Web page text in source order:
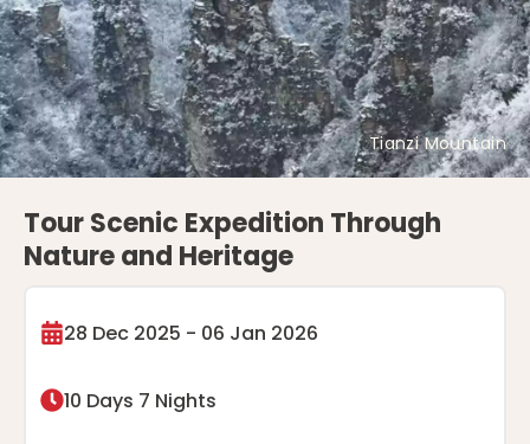
Tianzi Mountain
Tour Scenic Expedition Through
Nature and Heritage
28 Dec 2025 - 06 Jan 2026
10 Days 7 Nights